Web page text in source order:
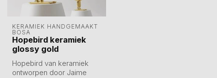
KERAMIEK HANDGEMAAKT
BOSA
Hopebird keramiek
glossy gold
Hopebird van keramiek
ontworpen door Jaime